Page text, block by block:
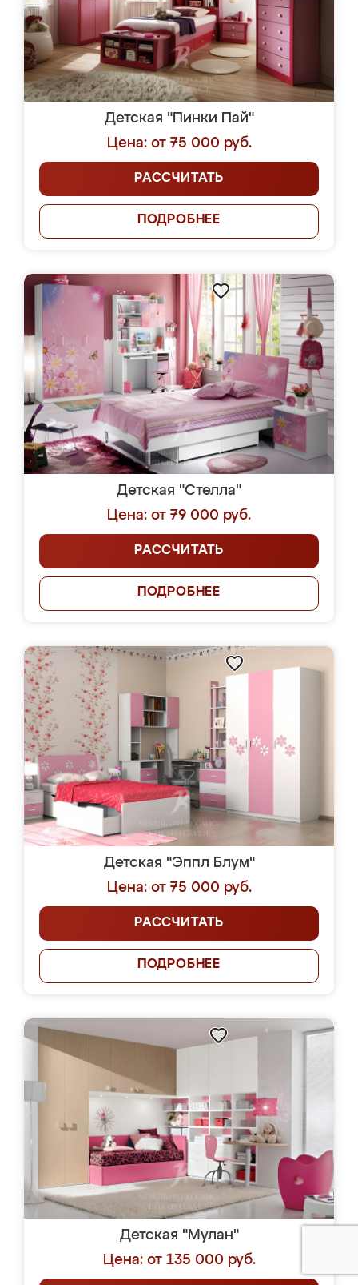
Детская "Пинки Пай"
Цена: от 75 000 руб.
РАССЧИТАТЬ
ПОДРОБНЕЕ
Детская "Стелла"
Цена: от 79 000 руб.
РАССЧИТАТЬ
ПОДРОБНЕЕ
Детская "Эппл Блум"
Цена: от 75 000 руб.
РАССЧИТАТЬ
ПОДРОБНЕЕ
Детская "Мулан"
Цена: от 135 000 руб.